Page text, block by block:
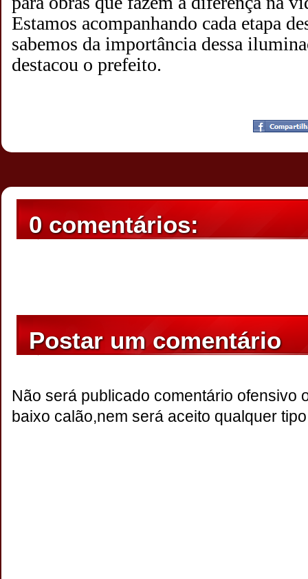
Estamos acompanhando cada etapa
sabemos da importância dessa
destacou o prefeito.
22:08
0 comentários:
Postar um comentário
Não será publicado comentário ofensivo
baixo calão,nem será aceito qualquer